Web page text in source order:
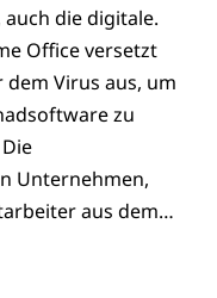
die digitale.
Office versetzt
Virus aus, um
zu
Unternehmen,
aus dem…